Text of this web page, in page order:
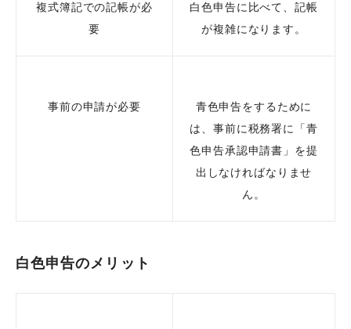
複式簿記での記帳が必
要
白色申告に比べて、記帳
が複雑になります。
事前の申請が必要
青色申告をするために
は、事前に税務署に「青
色申告承認申請書」を提
出しなければなりませ
ん。
白色申告のメリット